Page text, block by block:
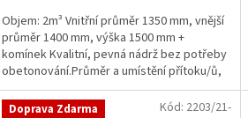
Objem: 2m³ Vnitřní průměr 1350 mm, vnější
průměr 1400 mm, výška 1500 mm +
komínek Kvalitní, pevná nádrž bez potřeby
obetonování.Průměr a umístění přítoku/ů,
odtoku/ů apod....
Doprava Zdarma Kód: 2203/21-